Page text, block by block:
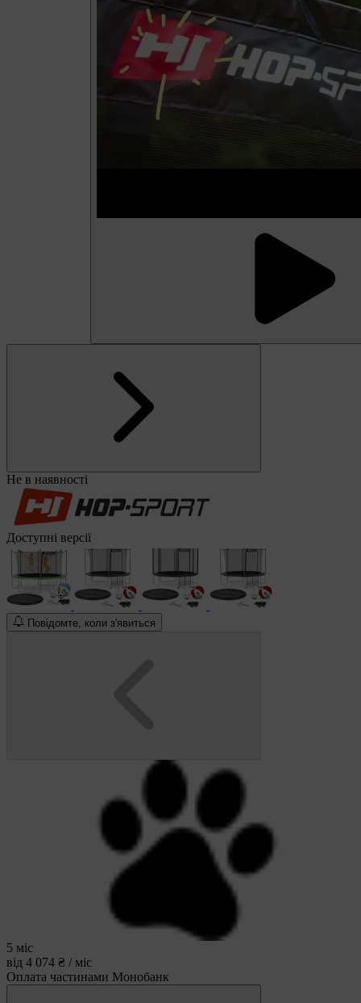
Не в наявності
Доступні версії
Повідомте, коли з'явиться
5 міс
від 4 074 ₴ / міс
Оплата частинами Монобанк